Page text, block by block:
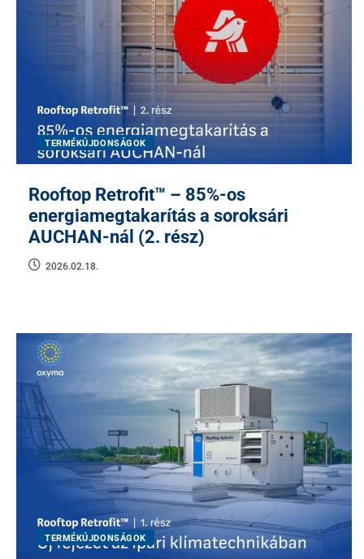
TERMÉKÚJDONSÁGOK
Rooftop Retrofit™ – 85%-os
energiamegtakarítás a soroksári
AUCHAN-nál (2. rész)
2026.02.18.
TERMÉKÚJDONSÁGOK